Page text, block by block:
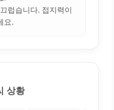
럽습니다. 접지력이
요.
상황